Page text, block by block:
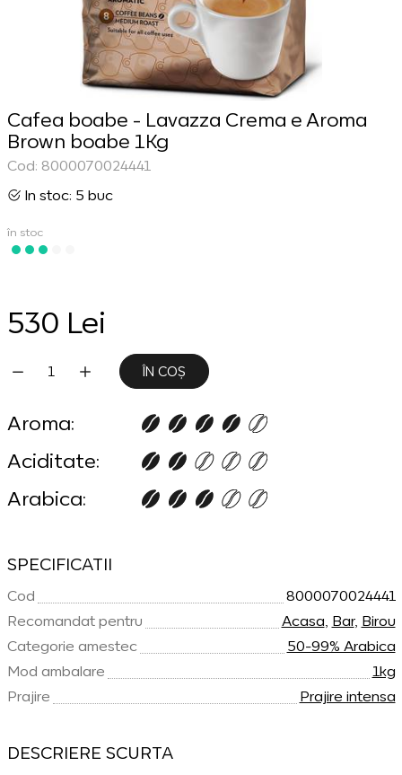
Cafea boabe - Lavazza Crema e Aroma
Brown boabe 1Kg
Cod: 8000070024441
In stoc: 5 buc
în stoc
530 Lei
ÎN COȘ
Aroma:
Aciditate:
Arabica:
SPECIFICATII
Cod
8000070024441
Recomandat pentru
Acasa Bar, Birou
Categorie amestec
50-99% Arabica
Mod ambalare
1kg
Prajire
Prajire intensa
DESCRIERE SCURTA